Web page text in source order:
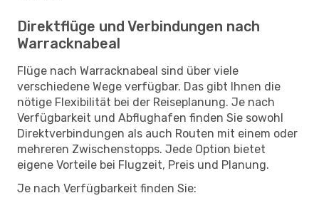
Direktflüge und Verbindungen nach
Warracknabeal
Flüge nach Warracknabeal sind über viele
verschiedene Wege verfügbar. Das gibt Ihnen die
nötige Flexibilität bei der Reiseplanung. Je nach
Verfügbarkeit und Abflughafen finden Sie sowohl
Direktverbindungen als auch Routen mit einem oder
mehreren Zwischenstopps. Jede Option bietet
eigene Vorteile bei Flugzeit, Preis und Planung.
Je nach Verfügbarkeit finden Sie: